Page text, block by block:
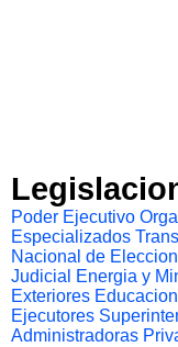
Poder Ejecutivo
Especializados
Nacional de
Judicial
Energia y
Exteriores Educacion
Ejecutores
Administradoras